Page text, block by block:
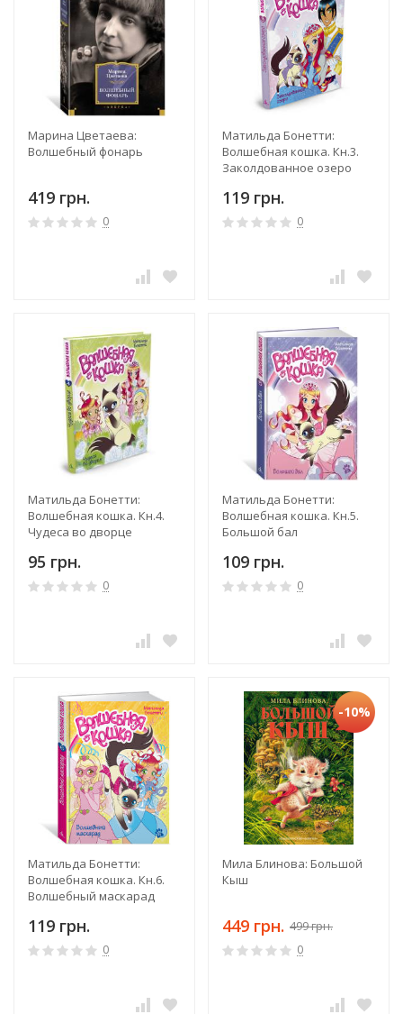
Марина Цветаева:
Волшебный фонарь
419 грн.
0
Матильда Бонетти:
Волшебная кошка. Кн.3.
Заколдованное озеро
119 грн.
0
Матильда Бонетти:
Волшебная кошка. Кн.4.
Чудеса во дворце
95 грн.
0
Матильда Бонетти:
Волшебная кошка. Кн.5.
Большой бал
109 грн.
0
Матильда Бонетти:
Волшебная кошка. Кн.6.
Волшебный маскарад
119 грн.
0
-10%
Мила Блинова: Большой
Кыш
449 грн. 499 грн.
0